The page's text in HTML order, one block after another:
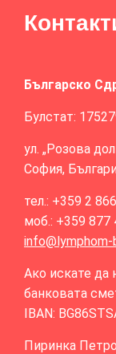
Българско
Булстат:
ул. „Розова
София,
тел.: +359 2
моб.: +359 877
info@lymphom-
Ако искате да
банковата
IBAN:
Пиринка